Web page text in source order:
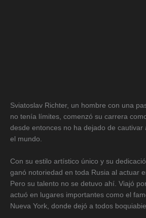
Sviatoslav Richter, un hombre con una
no tenía límites, comenzó su carrera
desde entonces no ha dejado de cautivar
el mundo.
Con su estilo artístico único y su
ganó notoriedad en toda Rusia al actuar
Pero su talento no se detuvo ahí. Viajó
actuó en lugares importantes como el
Nueva York, donde dejó a todos